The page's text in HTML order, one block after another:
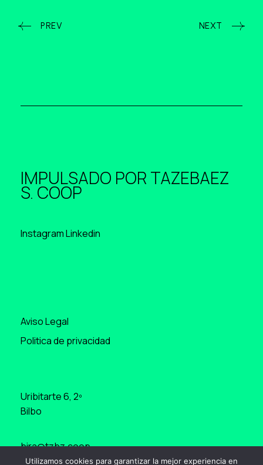
PREV NEXT
IMPULSADO POR TAZEBAEZ
S. COOP
InstagramLinkedin
Aviso Legal
Politica de privacidad
Uribitarte 6, 2º
Bilbo
bira@tzbz.coop
Utilizamos cookies para garantizar la mejor experiencia en